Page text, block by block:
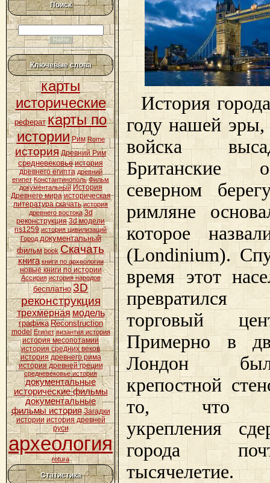
Поиск
Ключевые слова
карты
исторические
реферат карты по
истории Рим Rome
история Древний Рим
средневековье история
древнего египта древний
египет Константинополь Фильм
документальный История
Древнего мира историческая
литература скачать история
древнего востока 3d
реконструкция 3d модели
ns1259 история цивилизаций
Город документальный
фильм book Скачать
книга книги по археологии
новые книги по истории
Ассирия история народов
бесплатно 3D
реконструкция
трехмерная модель
графика Reconstruction
model Египет византия история
история месопотамии
история средних веков
история древнего рима
история древней греции
средневековье история
документальные
исторические фильмы
документальные
фильмы история Загадки
истории история древней
руси
археология
rotura
Статистика
История
году нашей эры,
войска
Британские
северном
римляне
которое
(Londinium).
время этот
торговый
Примерно в
Лондон
крепостной
то, что
укрепления
города
тысячелетие.